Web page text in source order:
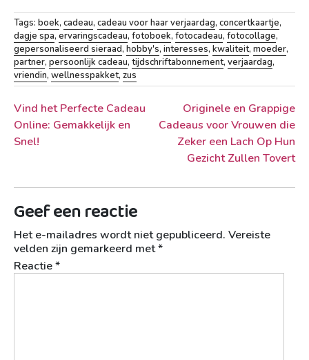
Tags: boek, cadeau, cadeau voor haar verjaardag, concertkaartje,
dagje spa, ervaringscadeau, fotoboek, fotocadeau, fotocollage,
gepersonaliseerd sieraad, hobby's, interesses, kwaliteit, moeder,
partner, persoonlijk cadeau, tijdschriftabonnement, verjaardag,
vriendin, wellnesspakket, zus
Berichtnavigatie
Vind het Perfecte Cadeau
Online: Gemakkelijk en
Snel!
Originele en Grappige
Cadeaus voor Vrouwen die
Zeker een Lach Op Hun
Gezicht Zullen Tovert
Geef een reactie
Het e-mailadres wordt niet gepubliceerd. Vereiste
velden zijn gemarkeerd met*
Reactie*